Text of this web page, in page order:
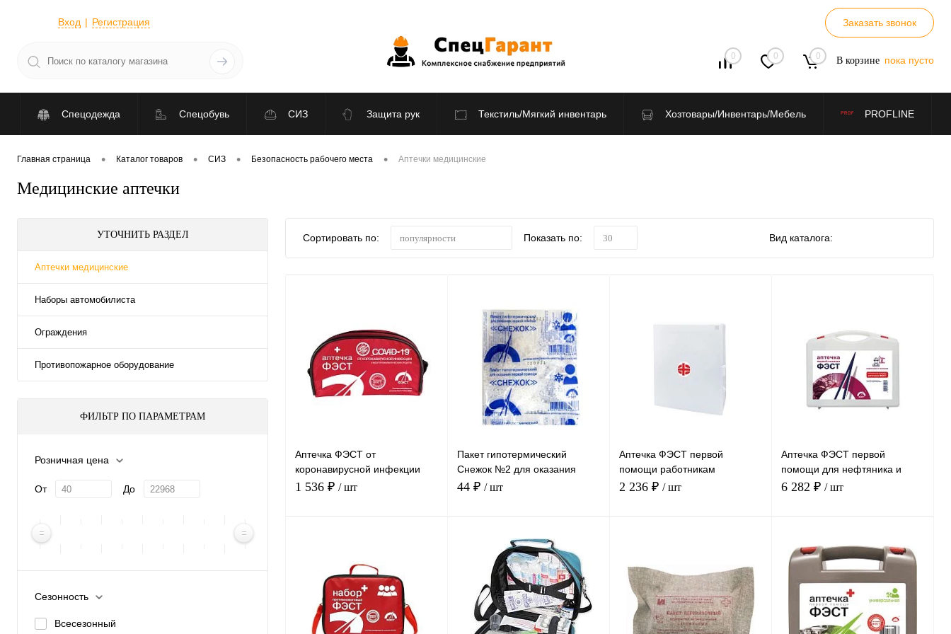
Вход Регистрация Заказать звонок
0 0 0 В корзине пока пусто
Спецодежда Спецобувь СИЗ Защита рук Текстиль/Мягкий инвентарь Хозтовары/Инвентарь/Мебель PROFLINE
По отраслям
Главная страница • Каталог товаров • СИЗ • Безопасность рабочего места • Аптечки медицинские
Медицинские аптечки
УТОЧНИТЬ РАЗДЕЛ
Аптечки медицинские
Наборы автомобилиста
Ограждения
Противопожарное оборудование
ФИЛЬТР ПО ПАРАМЕТРАМ
Розничная цена
От До
Сезонность
Всесезонный
Сортировать по: популярности Показать по: 30 Вид каталога:
Аптечка ФЭСТ от
коронавирусной инфекции
(инд.) футляр-сумка (1938)
1 536 ₽ / шт
Купить в 1 клик
Сравнение
В
Пакет гипотермический
Снежок №2 для оказания
первой помощи, арт.1546
44 ₽ / шт
В корзину
Купить в 1 клик
Сравнение
В
Аптечка ФЭСТ первой
помощи работникам
пластиковый шкаф
2 236 ₽ / шт
Купить в 1 клик
Сравнение
В
Аптечка ФЭСТ первой
помощи для нефтяника и
газовика (арт.1218)
6 282 ₽ / шт
В корзину
Купить в 1 клик
Сравнение
В